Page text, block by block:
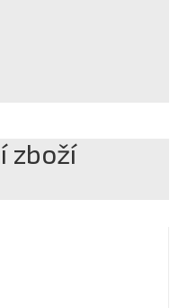
zboží